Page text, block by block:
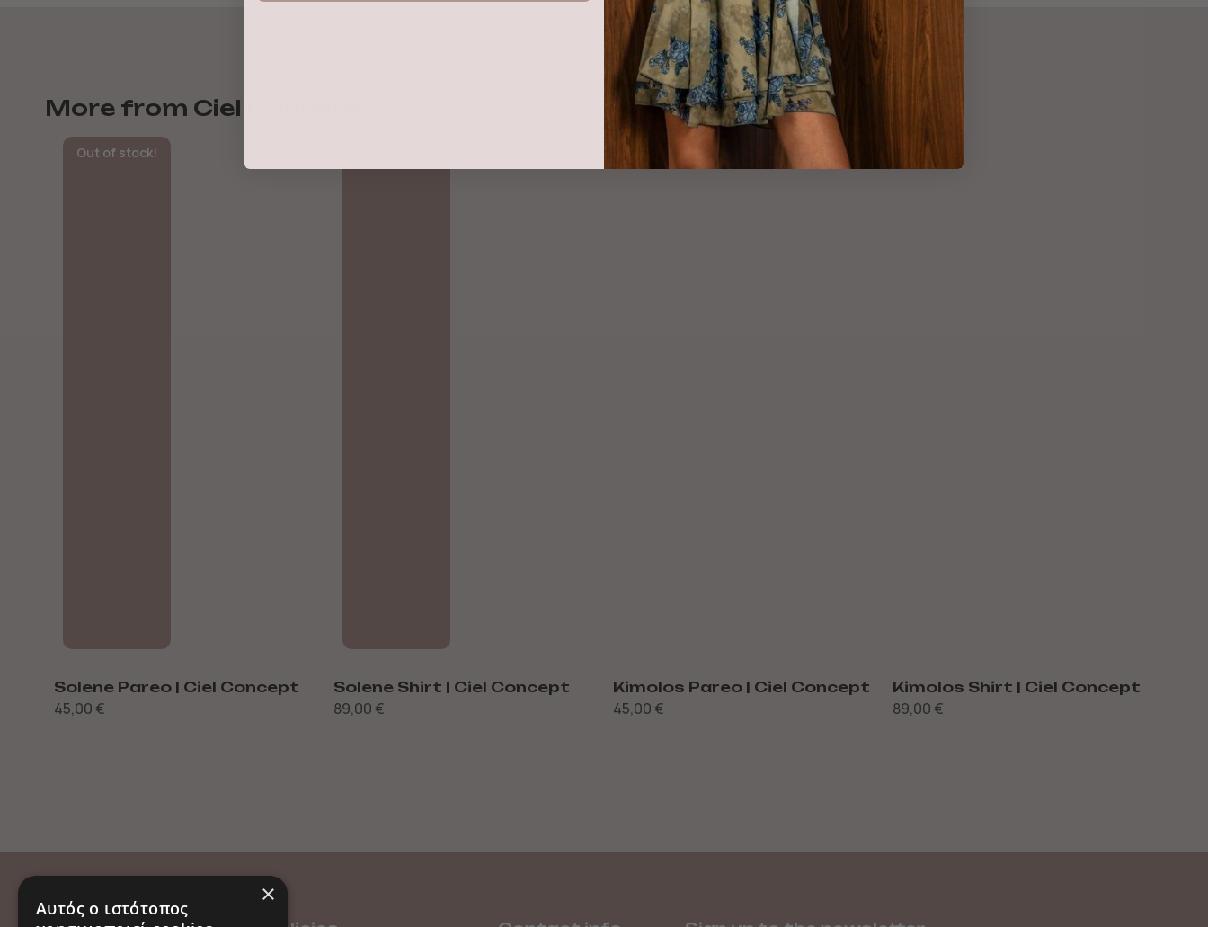
More from Ciel Concept
Out of stock!
Solene Pareo | Ciel Concept
45,00 €
Solene Shirt | Ciel Concept
89,00 €
Kimolos Pareo | Ciel Concept
45,00 €
Kimolos Shirt | Ciel Concept
89,00 €
×
Αυτός ο ιστότοπος